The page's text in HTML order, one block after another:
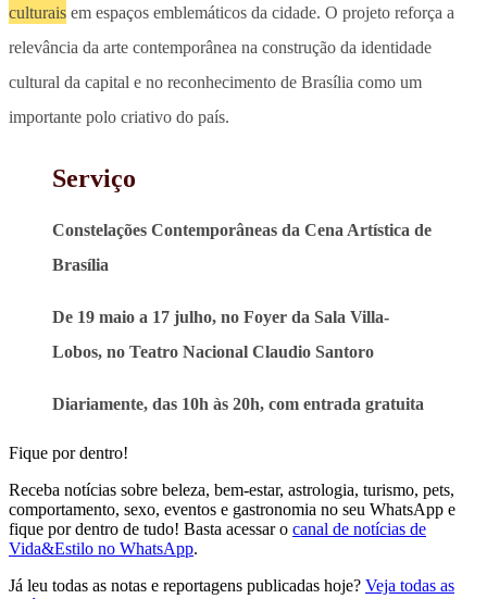
culturais em espaços emblemáticos da cidade. O projeto reforça a
relevância da arte contemporânea na construção da identidade
cultural da capital e no reconhecimento de Brasília como um
importante polo criativo do país.
Serviço
Constelações Contemporâneas da Cena Artística de
Brasília
De 19 maio a 17 julho, no Foyer da Sala Villa-
Lobos, no Teatro Nacional Claudio Santoro
Diariamente, das 10h às 20h, com entrada gratuita
Fique por dentro!
Receba notícias sobre beleza, bem-estar, astrologia, turismo, pets,
comportamento, sexo, eventos e gastronomia no seu WhatsApp e
fique por dentro de tudo! Basta acessar o canal de notícias de
Vida&Estilo no WhatsApp.
Já leu todas as notas e reportagens publicadas hoje? Veja todas as